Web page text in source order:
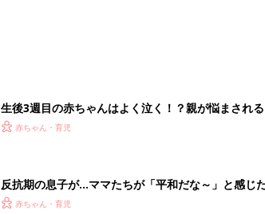
生後3週目の赤ちゃんはよく泣く！？親が悩まされ
って本当？【専門家】
赤ちゃん・育児
反抗期の息子が...ママたちが「平和だな～」と感じ
赤ちゃん・育児